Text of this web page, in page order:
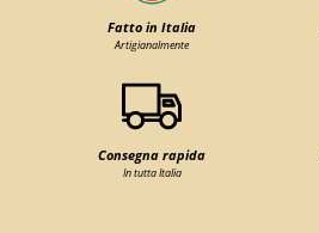
Fatto in Italia
Artigianalmente
Consegna rapida
In tutta Italia